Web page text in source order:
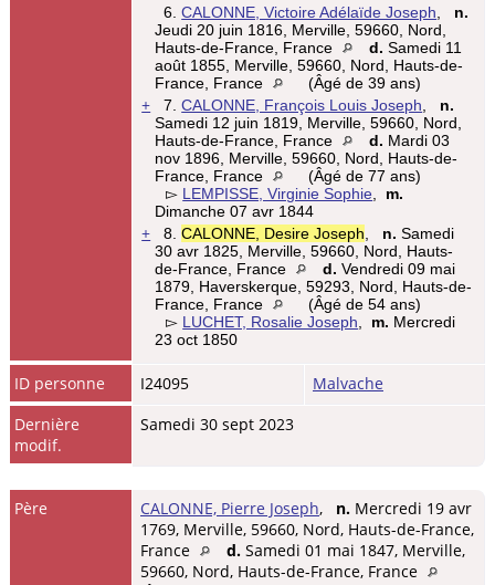
6.CALONNE, Victoire Adélaïde Joseph
n.
Jeudi 20 juin 1816, Merville, 59660, Nord,
Hauts-de-France, France
d. Samedi 11
août 1855, Merville, 59660, Nord, Hauts-de-
France, France
(Âgé de 39 ans)
+ 7.CALONNE, François Louis Joseph
n.
Samedi 12 juin 1819, Merville, 59660, Nord,
Hauts-de-France, France
d. Mardi 03
nov 1896, Merville, 59660, Nord, Hauts-de-
France, France
(Âgé de 77 ans)
▻ LEMPISSE, Virginie Sophie
m.
Dimanche 07 avr 1844
+ 8.CALONNE, Desire Joseph n. Samedi
30 avr 1825, Merville, 59660, Nord, Hauts-
de-France, France
d. Vendredi 09 mai
1879, Haverskerque, 59293, Nord, Hauts-de-
France, France
(Âgé de 54 ans)
▻ LUCHET, Rosalie Joseph m. Mercredi
23 oct 1850
ID personne I24095
Malvache
Dernière
modif.
Samedi 30 sept 2023
Père CALONNE, Pierre Joseph, n. Mercredi 19 avr
1769, Merville, 59660, Nord, Hauts-de-France,
France
d. Samedi 01 mai 1847, Merville,
59660, Nord, Hauts-de-France, France